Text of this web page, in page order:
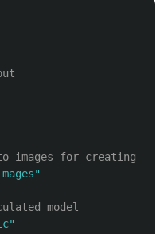
for creating
model